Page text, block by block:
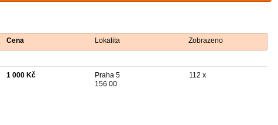
Cena Lokalita Zobrazeno
1 000 Kč
Praha 5
156 00
112 x